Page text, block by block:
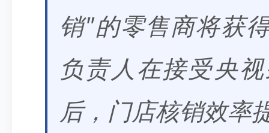
销"的零售商将获
负责人在接受央
后，门店核销效率